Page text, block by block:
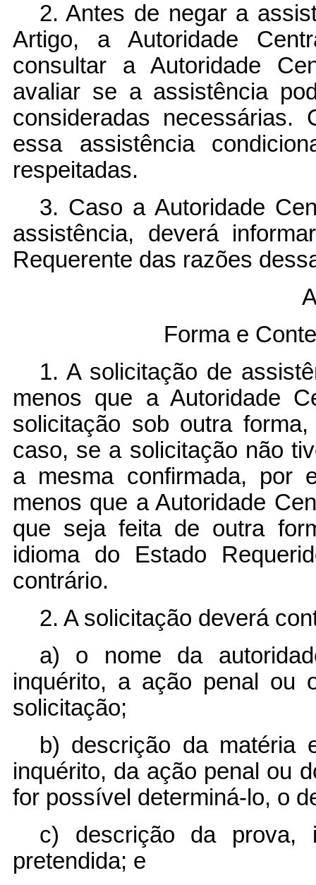
2. Antes de negar a
Artigo, a Autoridade
consultar a Autoridade
avaliar se a assistência
consideradas necessárias.
essa assistência
respeitadas.
3. Caso a Autoridade
assistência, deverá
Requerente das razões
Forma e
1. A solicitação de
menos que a Autoridade
solicitação sob outra
caso, se a solicitação não
a mesma confirmada, por
menos que a Autoridade
que seja feita de outra
idioma do Estado
contrário.
2. A solicitação deverá
a) o nome da
inquérito, a ação penal ou
solicitação;
b) descrição da matéria
inquérito, da ação penal ou
for possível determiná-lo, o
c) descrição da prova,
pretendida; e